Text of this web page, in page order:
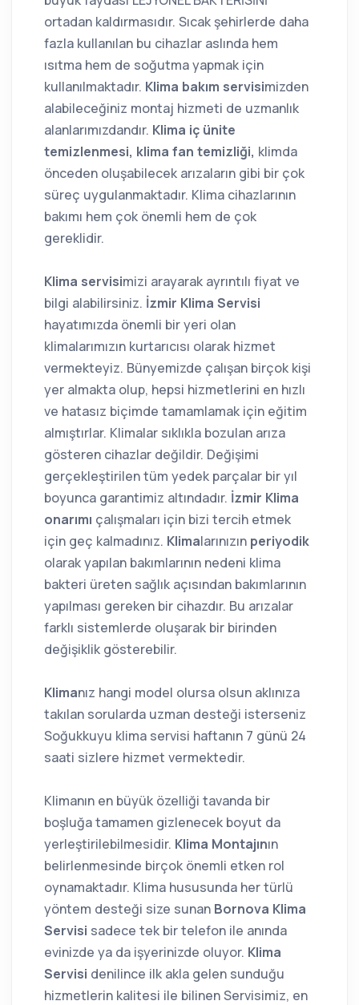
ortadan kaldırmasıdır. Sıcak şehirlerde daha
fazla kullanılan bu cihazlar aslında hem
ısıtma hem de soğutma yapmak için
kullanılmaktadır. Klima bakım servisimizden
alabileceğiniz montaj hizmeti de uzmanlık
alanlarımızdandır. Klima iç ünite
temizlenmesi, klima fan temizliği, klimda
önceden oluşabilecek arızaların gibi bir çok
süreç uygulanmaktadır. Klima cihazlarının
bakımı hem çok önemli hem de çok
gereklidir.
Klima servisimizi arayarak ayrıntılı fiyat ve
bilgi alabilirsiniz. İzmir Klima Servisi
hayatımızda önemli bir yeri olan
klimalarımızın kurtarıcısı olarak hizmet
vermekteyiz. Bünyemizde çalışan birçok kişi
yer almakta olup, hepsi hizmetlerini en hızlı
ve hatasız biçimde tamamlamak için eğitim
almıştırlar. Klimalar sıklıkla bozulan arıza
gösteren cihazlar değildir. Değişimi
gerçekleştirilen tüm yedek parçalar bir yıl
boyunca garantimiz altındadır. İzmir Klima
onarımı çalışmaları için bizi tercih etmek
için geç kalmadınız. Klimalarınızın periyodik
olarak yapılan bakımlarının nedeni klima
bakteri üreten sağlık açısından bakımlarının
yapılması gereken bir cihazdır. Bu arızalar
farklı sistemlerde oluşarak bir birinden
değişiklik gösterebilir.
Klimanız hangi model olursa olsun aklınıza
takılan sorularda uzman desteği isterseniz
Soğukkuyu klima servisi haftanın 7 günü 24
saati sizlere hizmet vermektedir.
Klimanın en büyük özelliği tavanda bir
boşluğa tamamen gizlenecek boyut da
yerleştirilebilmesidir. Klima Montajının
belirlenmesinde birçok önemli etken rol
oynamaktadır. Klima hususunda her türlü
yöntem desteği size sunan Bornova Klima
Servisi sadece tek bir telefon ile anında
evinizde ya da işyerinizde oluyor. Klima
Servisi denilince ilk akla gelen sunduğu
hizmetlerin kalitesi ile bilinen Servisimiz, en